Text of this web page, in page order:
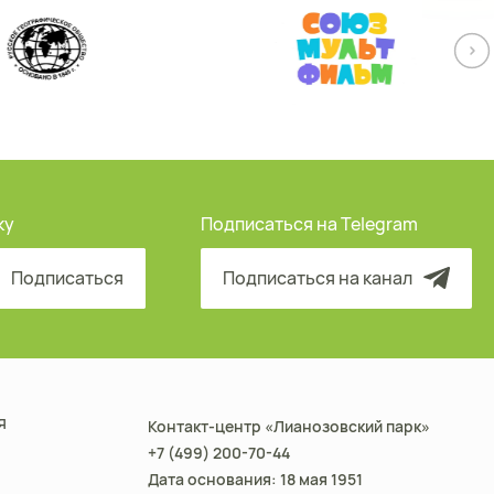
Подписаться
Подписаться на Telegram
Подписаться на канал
Контакт-центр «Лианозовский парк»
+7 (499) 200-70-44
Дата основания: 18 мая 1951